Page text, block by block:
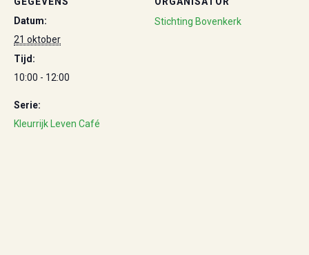
Datum:
21 oktober
Tijd:
10:00 - 12:00
Serie:
Kleurrijk Leven Café
Stichting Bovenkerk